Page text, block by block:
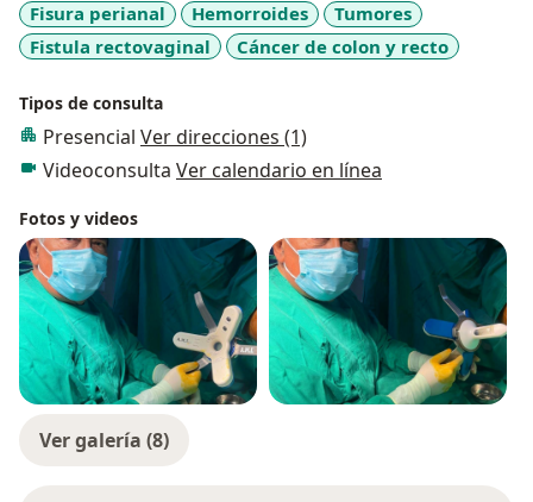
Fisura perianal Hemorroides
Tumores
Fistula rectovaginal
Cáncer de colon y recto
Tipos de consulta
Presencial Ver direcciones (1)
Videoconsulta Ver calendario en línea
Fotos y videos
Ver galería (8)